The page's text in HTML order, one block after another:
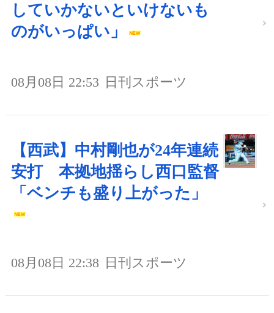
していかないといけないも
のがいっぱい」
08月08日 22:53 日刊スポーツ
【西武】中村剛也が24年連続
安打 本拠地揺らし西口監督
「ベンチも盛り上がった」
08月08日 22:38 日刊スポーツ